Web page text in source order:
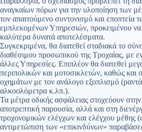
αναγκαίων πόρων για την υλοποίηση των
τον απαιτούμενο συντονισμό και εποπτεία
εμπλεκομένων Υπηρεσιών, προκειμένου να
καλύτερα δυνατά αποτελέσματα.
Συγκεκριμένα, θα διατεθεί σταδιακά το
διαθέσιμου προσωπικού της Τροχαίας, με
άλλες Υπηρεσίες. Επιπλέον θα διατεθεί
περιπολικών και μοτοσικλετών, καθώς και
οχημάτων με τον ανάλογο εξοπλισμό
αλκοολόμετρα κ.λπ.).
Τα μέτρα οδικής ασφάλειας στοχεύουν στην
αποτρεπτική παρουσία, αλλά και στη
τροχονομικών ελέγχων και ελέγχου μέθης
αντιμετώπιση των «επικινδύνων»